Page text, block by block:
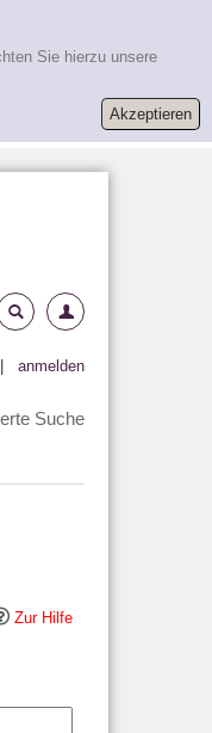
Sie hierzu unsere
anmelden
Suche
Zur Hilfe